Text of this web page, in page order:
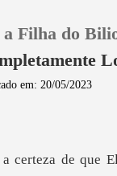
Filha do
em: 20/05/2023